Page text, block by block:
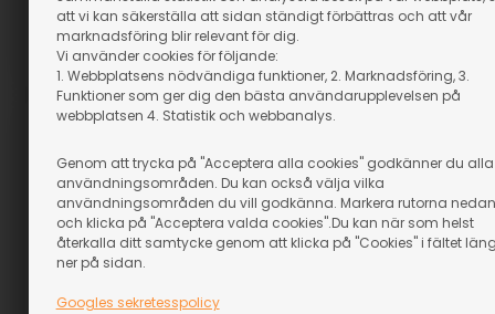
att vi kan säkerställa att sidan ständigt förbättras och att vår
marknadsföring blir relevant för dig.
Vi använder cookies för följande:
1. Webbplatsens nödvändiga funktioner, 2. Marknadsföring, 3.
Funktioner som ger dig den bästa användarupplevelsen på
webbplatsen 4. Statistik och webbanalys.
Genom att trycka på "Acceptera alla cookies" godkänner du alla
användningsområden. Du kan också välja vilka
användningsområden du vill godkänna. Markera rutorna nedan
och klicka på "Acceptera valda cookies".Du kan när som helst
återkalla ditt samtycke genom att klicka på "Cookies" i fältet
ner på sidan.
Googles sekretesspolicy